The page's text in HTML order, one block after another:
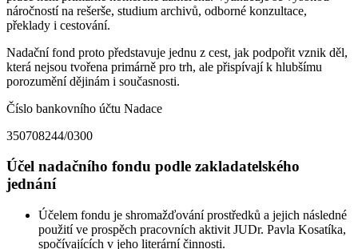
náročností na rešerše, studium archivů, odborné konzultace,
překlady i cestování.
Nadační fond proto představuje jednu z cest, jak podpořit vznik děl,
která nejsou tvořena primárně pro trh, ale přispívají k hlubšímu
porozumění dějinám i současnosti.
Číslo bankovního účtu Nadace
350708244/0300
Účel nadačního fondu podle zakladatelského
jednání
Účelem fondu je shromažďování prostředků a jejich následné
použití ve prospěch pracovních aktivit JUDr. Pavla Kosatíka,
spočívajících v jeho literární činnosti.